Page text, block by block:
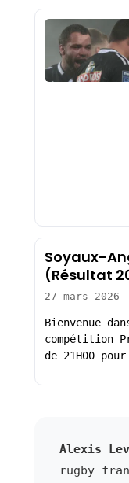
Soyaux-
(Résultat
27 mars 2026
Bienvenue
compétition
de 21H00
Alexis
rugby